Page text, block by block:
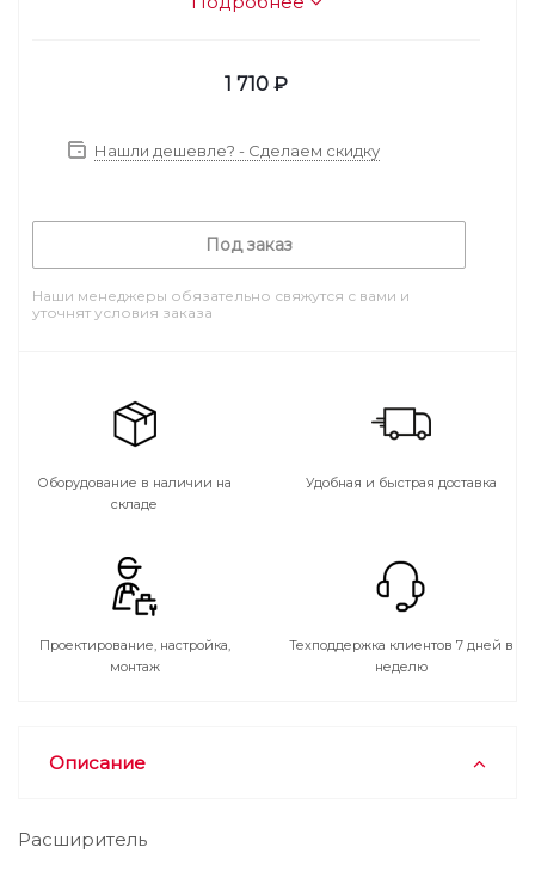
1 710 ₽
Нашли дешевле? - Сделаем скидку
Под заказ
Наши менеджеры обязательно свяжутся с вами и
уточнят условия заказа
Оборудование в наличии на
складе
Удобная и быстрая доставка
Проектирование, настройка,
монтаж
Техподдержка клиентов 7 дней в
неделю
Описание
Расширитель